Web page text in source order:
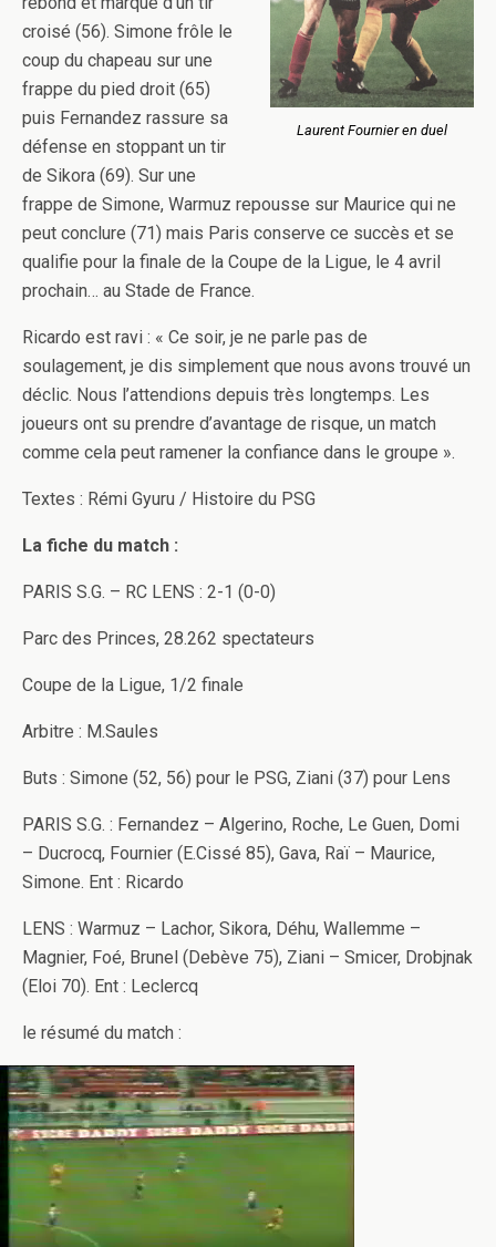
Laurent Fournier en duel
croisé (56). Simone frôle le
coup du chapeau sur une
frappe du pied droit (65)
puis Fernandez rassure sa
défense en stoppant un tir
de Sikora (69). Sur une
frappe de Simone, Warmuz repousse sur Maurice qui ne
peut conclure (71) mais Paris conserve ce succès et se
qualifie pour la finale de la Coupe de la Ligue, le 4 avril
prochain… au Stade de France.
Ricardo est ravi : « Ce soir, je ne parle pas de
soulagement, je dis simplement que nous avons trouvé un
déclic. Nous l’attendions depuis très longtemps. Les
joueurs ont su prendre d’avantage de risque, un match
comme cela peut ramener la confiance dans le groupe ».
Textes : Rémi Gyuru / Histoire du PSG
La fiche du match :
PARIS S.G. – RC LENS : 2-1 (0-0)
Parc des Princes, 28.262 spectateurs
Coupe de la Ligue, 1/2 finale
Arbitre : M.Saules
Buts : Simone (52, 56) pour le PSG, Ziani (37) pour Lens
PARIS S.G. : Fernandez – Algerino, Roche, Le Guen, Domi
– Ducrocq, Fournier (E.Cissé 85), Gava, Raï – Maurice,
Simone. Ent : Ricardo
LENS : Warmuz – Lachor, Sikora, Déhu, Wallemme –
Magnier, Foé, Brunel (Debève 75), Ziani – Smicer, Drobjnak
(Eloi 70). Ent : Leclercq
le résumé du match :